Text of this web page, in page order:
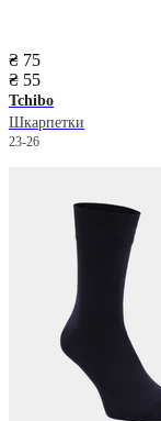
₴ 75
₴ 55
Tchibo
Шкарпетки
23-26